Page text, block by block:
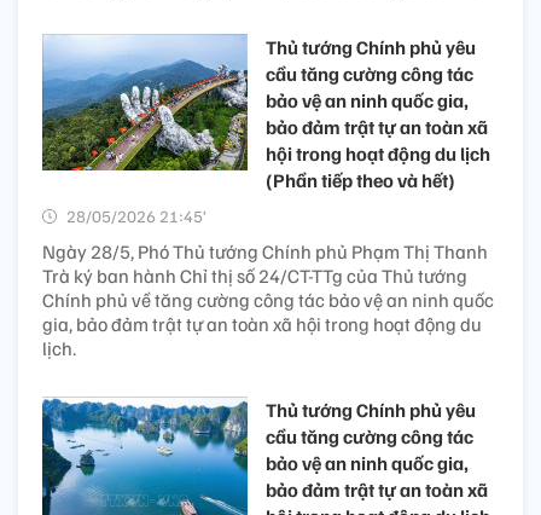
Thủ tướng Chính phủ yêu
cầu tăng cường công tác
bảo vệ an ninh quốc gia,
bảo đảm trật tự an toàn xã
hội trong hoạt động du lịch
(Phần tiếp theo và hết)
28/05/2026 21:45’
Ngày 28/5, Phó Thủ tướng Chính phủ Phạm Thị Thanh
Trà ký ban hành Chỉ thị số 24/CT-TTg của Thủ tướng
Chính phủ về tăng cường công tác bảo vệ an ninh quốc
gia, bảo đảm trật tự an toàn xã hội trong hoạt động du
lịch.
Thủ tướng Chính phủ yêu
cầu tăng cường công tác
bảo vệ an ninh quốc gia,
bảo đảm trật tự an toàn xã